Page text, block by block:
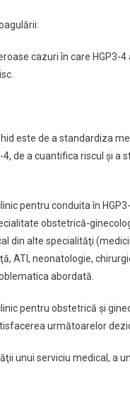
cazuri în care HGP3-4
este de a standardiza
4, de a cuantifica riscul şi a
pentru conduita în
obstetrică-
din alte specialităţi
ATI, neonatologie,
abordată.
pentru obstetrică şi
următoarelor
unui serviciu medical, a